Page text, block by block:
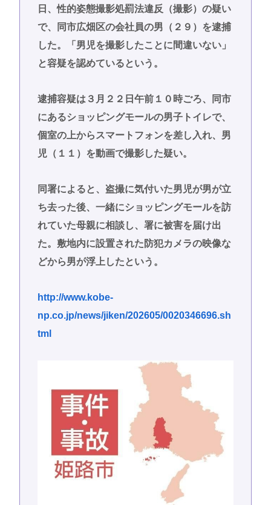
日、性的姿態撮影処罰法違反（撮影）の疑い
で、同市広畑区の会社員の男（２９）を逮捕
した。「男児を撮影したことに間違いない」
と容疑を認めているという。
逮捕容疑は３月２２日午前１０時ごろ、同市
にあるショッピングモールの男子トイレで、
個室の上からスマートフォンを差し入れ、男
児（１１）を動画で撮影した疑い。
同署によると、盗撮に気付いた男児が男が立
ち去った後、一緒にショッピングモールを訪
れていた母親に相談し、署に被害を届け出
た。敷地内に設置された防犯カメラの映像な
どから男が浮上したという。
http://www.kobe-
np.co.jp/news/jiken/202605/0020346696.sh
tml